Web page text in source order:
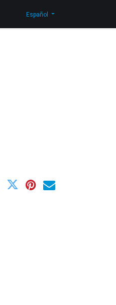
Contáctenos
Español